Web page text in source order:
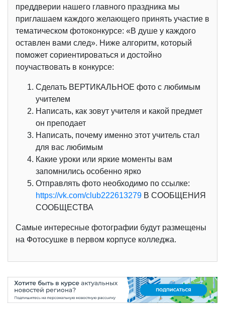
преддверии нашего главного праздника мы
приглашаем каждого желающего принять участие в
тематическом фотоконкурсе: «В душе у каждого
оставлен вами след». Ниже алгоритм, который
поможет сориентироваться и достойно
поучаствовать в конкурсе:
Сделать ВЕРТИКАЛЬНОЕ фото с любимым
учителем
Написать, как зовут учителя и какой предмет
он преподает
Написать, почему именно этот учитель стал
для вас любимым
Какие уроки или яркие моменты вам
запомнились особенно ярко
Отправлять фото необходимо по ссылке:
https://vk.com/club222613279 В СООБЩЕНИЯ
СООБЩЕСТВА
Самые интересные фотографии будут размещены
на Фотосушке в первом корпусе колледжа.